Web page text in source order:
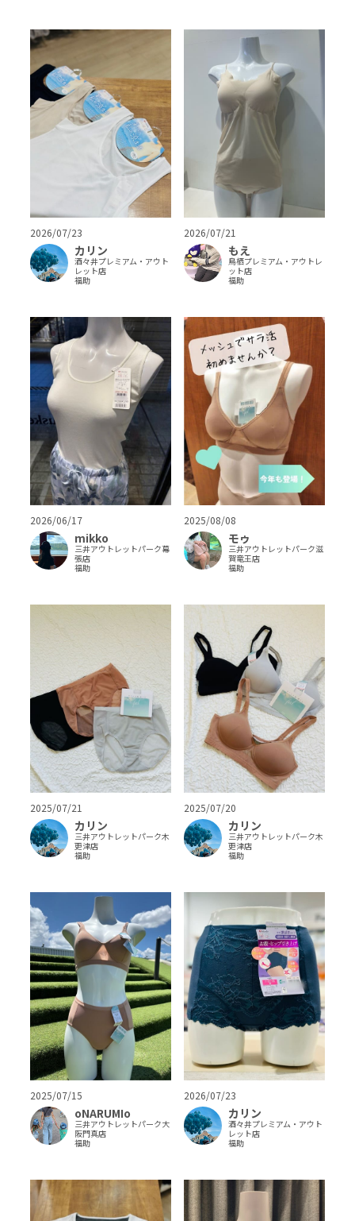
2026/07/23
カリン
酒々井プレミアム・アウト
レット店
福助
2026/07/21
もえ
鳥栖プレミアム・アウトレ
ット店
福助
2026/06/17
mikko
三井アウトレットパーク幕
張店
福助
2025/08/08
モゥ
三井アウトレットパーク滋
賀竜王店
福助
2025/07/21
カリン
三井アウトレットパーク木
更津店
福助
2025/07/20
カリン
三井アウトレットパーク木
更津店
福助
2025/07/15
oNARUMIo
三井アウトレットパーク大
阪門真店
福助
2026/07/23
カリン
酒々井プレミアム・アウト
レット店
福助